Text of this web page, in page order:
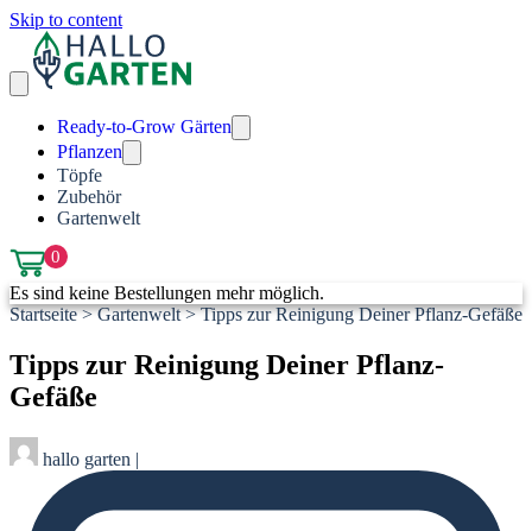
Skip to content
Ready-to-Grow Gärten
Pflanzen
Töpfe
Zubehör
Gartenwelt
0
Es sind keine Bestellungen mehr möglich.
Startseite > Gartenwelt > Tipps zur Reinigung Deiner Pflanz-Gefäße
Tipps zur Reinigung Deiner Pflanz-
Gefäße
hallo garten |